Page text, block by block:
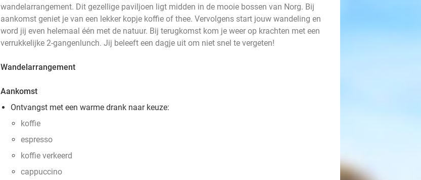
wandelarrangement. Dit gezellige paviljoen ligt midden in de mooie bossen van Norg. Bij
aankomst geniet je van een lekker kopje koffie of thee. Vervolgens start jouw wandeling en
word jij even helemaal één met de natuur. Bij terugkomst kom je weer op krachten met een
verrukkelijke 2-gangenlunch. Jij beleeft een dagje uit om niet snel te vergeten!
Wandelarrangement
Aankomst
Ontvangst met een warme drank naar keuze:
koffie
espresso
koffie verkeerd
cappuccino